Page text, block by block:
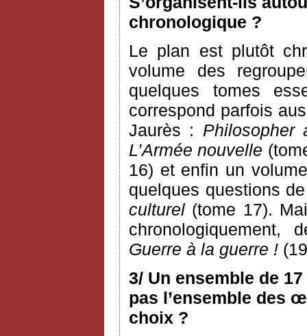
chronologique ?
Le plan est plutôt
volume des
quelques tomes
correspond parfois
Jaurès : Philosopher
L’Armée nouvelle
16) et enfin un
quelques questions
culturel (tome 17).
chronologiquement,
Guerre à la guerre !
3/ Un ensemble de
pas l’ensemble des
choix ?